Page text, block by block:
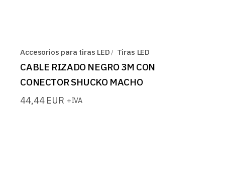
Accesorios para tiras LED Tiras LED
CABLE RIZADO NEGRO 3M CON
CONECTOR SHUCKO MACHO
44,44 EUR +IVA